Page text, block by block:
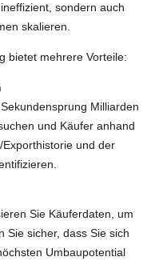
sondern auch
skalieren.
bietet mehrere Vorteile:
Milliarden
und Käufer anhand
und der
Sie Käuferdaten, um
Sie sicher, dass Sie sich
Umbaupotential